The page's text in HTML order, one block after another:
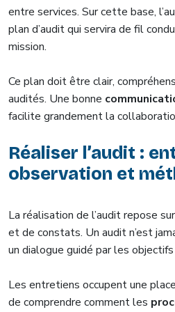
entre services. Sur cette base,
plan d’audit qui servira de fil
mission.
Ce plan doit être clair,
audités. Une bonne
facilite grandement la
Réaliser l’audit :
observation et
La réalisation de l’audit repose
et de constats. Un audit n’est
un dialogue guidé par les
Les entretiens occupent une
de comprendre comment les